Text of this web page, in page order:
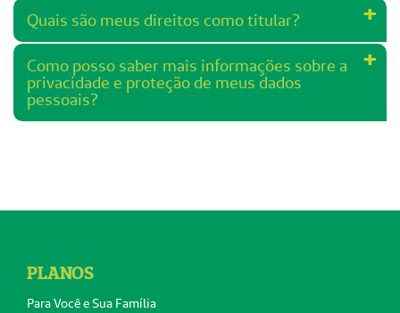
Quais são meus direitos como titular?
Como posso saber mais informações sobre a
privacidade e proteção de meus dados
pessoais?
PLANOS
Para Você e Sua Família